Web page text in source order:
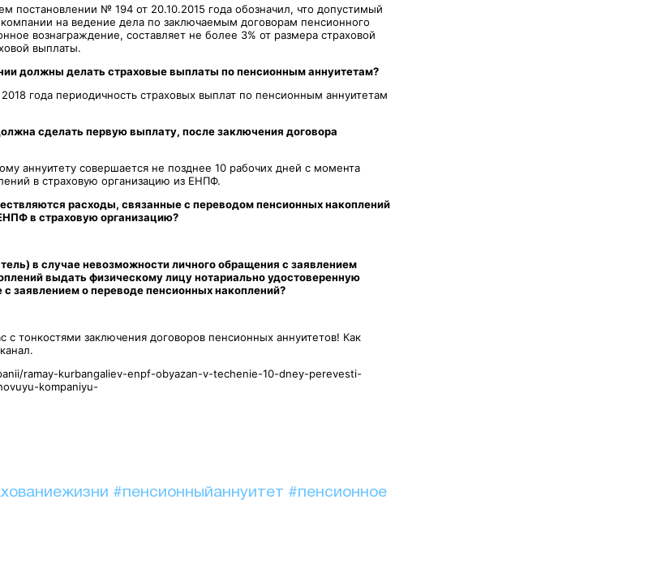
постановлении № 194 от 20.10.2015 года обозначил, что допустимый
компании на ведение дела по заключаемым договорам пенсионного
вознаграждение, составляет не более 3% от размера страховой
выплаты.
должны делать страховые выплаты по пенсионным аннуитетам?
года периодичность страховых выплат по пенсионным аннуитетам
сделать первую выплату, после заключения договора
аннуитету совершается не позднее 10 рабочих дней с момента
в страховую организацию из ЕНПФ.
расходы, связанные с переводом пенсионных накоплений
в страховую организацию?
в случае невозможности личного обращения с заявлением
выдать физическому лицу нотариально удостоверенную
заявлением о переводе пенсионных накоплений?
тонкостями заключения договоров пенсионных аннуитетов! Как
ramay-kurbangaliev-enpf-obyazan-v-techenie-10-dney-perevesti-
kompaniyu-
#пенсионныйаннуитет #пенсионное